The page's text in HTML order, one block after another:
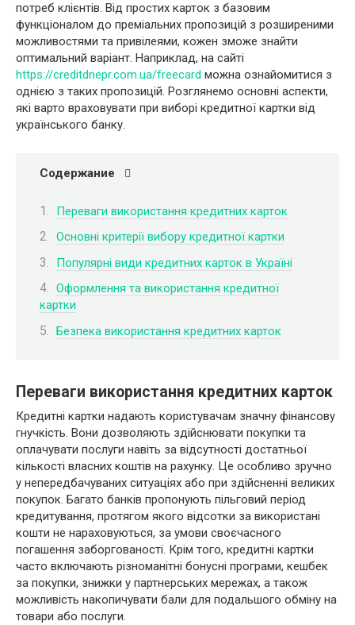
потреб клієнтів. Від простих карток з базовим
функціоналом до преміальних пропозицій з розширеними
можливостями та привілеями, кожен зможе знайти
оптимальний варіант. Наприклад, на сайті
https://creditdnepr.com.ua/freecard можна ознайомитися з
однією з таких пропозицій. Розглянемо основні аспекти,
які варто враховувати при виборі кредитної картки від
українського банку.
Содержание
Переваги використання кредитних карток
Основні критерії вибору кредитної картки
Популярні види кредитних карток в Україні
Оформлення та використання кредитної
картки
Безпека використання кредитних карток
Переваги використання кредитних карток
Кредитні картки надають користувачам значну фінансову
гнучкість. Вони дозволяють здійснювати покупки та
оплачувати послуги навіть за відсутності достатньої
кількості власних коштів на рахунку. Це особливо зручно
у непередбачуваних ситуаціях або при здійсненні великих
покупок. Багато банків пропонують пільговий період
кредитування, протягом якого відсотки за використані
кошти не нараховуються, за умови своєчасного
погашення заборгованості. Крім того, кредитні картки
часто включають різноманітні бонусні програми, кешбек
за покупки, знижки у партнерських мережах, а також
можливість накопичувати бали для подальшого обміну на
товари або послуги.